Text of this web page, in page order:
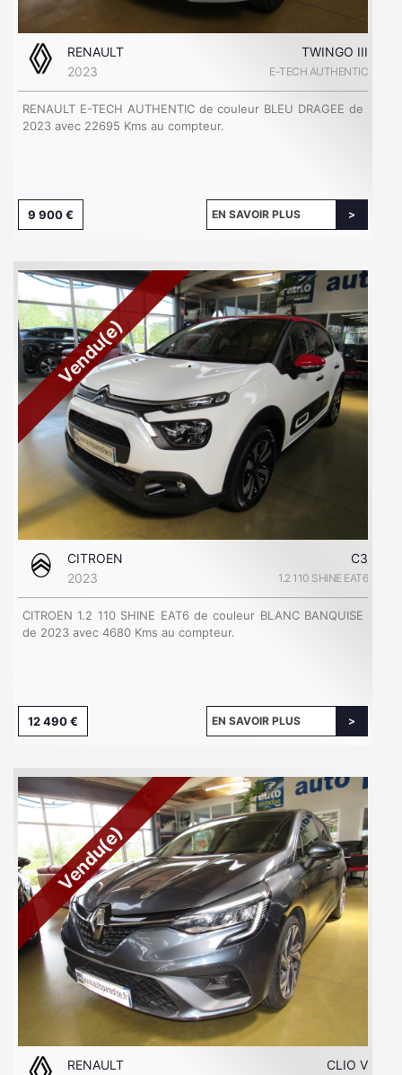
RENAULT
TWINGO III
2023
E-TECH AUTHENTIC
RENAULT E-TECH AUTHENTIC de couleur BLEU DRAGEE de
2023 avec 22695 Kms au compteur.
9 900 € EN SAVOIR PLUS
Vendu(e)
CITROEN
C3
2023
1.2 110 SHINE EAT6
CITROEN 1.2 110 SHINE EAT6 de couleur BLANC BANQUISE
de 2023 avec 4680 Kms au compteur.
12 490 € EN SAVOIR PLUS
Vendu(e)
RENAULT CLIO V